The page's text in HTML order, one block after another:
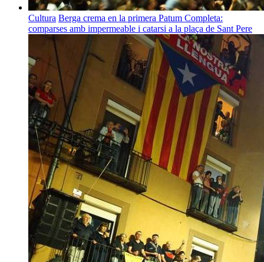
Cultura Berga crema en la primera Patum Completa:
comparses amb impermeable i catarsi a la plaça de Sant Pere